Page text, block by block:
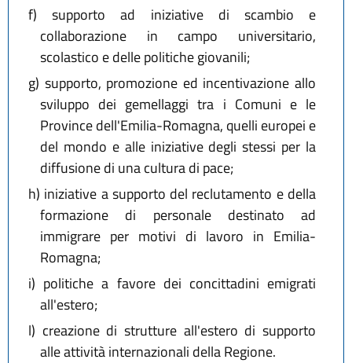
f) supporto ad iniziative di scambio e
collaborazione in campo universitario,
scolastico e delle politiche giovanili;
g) supporto, promozione ed incentivazione allo
sviluppo dei gemellaggi tra i Comuni e le
Province dell'Emilia-Romagna, quelli europei e
del mondo e alle iniziative degli stessi per la
diffusione di una cultura di pace;
h) iniziative a supporto del reclutamento e della
formazione di personale destinato ad
immigrare per motivi di lavoro in Emilia-
Romagna;
i) politiche a favore dei concittadini emigrati
all'estero;
l) creazione di strutture all'estero di supporto
alle attività internazionali della Regione.